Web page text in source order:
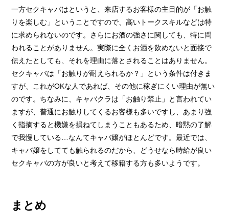
一方セクキャバはというと、来店するお客様の主目的が「お触
りを楽しむ」ということですので、高いトークスキルなどは特
に求められないのです。さらにお酒の強さに関しても、特に問
われることがありません。実際に全くお酒を飲めないと面接で
伝えたとしても、それを理由に落とされることはありません。
セクキャバは「お触りが耐えられるか？」という条件は付きま
すが、これがOKな人であれば、その他に稼ぎにくい理由が無い
のです。ちなみに、キャバクラは「お触り禁止」と言われてい
ますが、普通にお触りしてくるお客様も多いですし、あまり強
く指摘すると機嫌を損ねてしまうこともあるため、暗黙の了解
で我慢している…なんてキャバ嬢がほとんどです。最近では、
キャバ嬢をしてても触られるのだから、どうせなら時給が良い
セクキャバの方が良いと考えて移籍する方も多いようです。
まとめ